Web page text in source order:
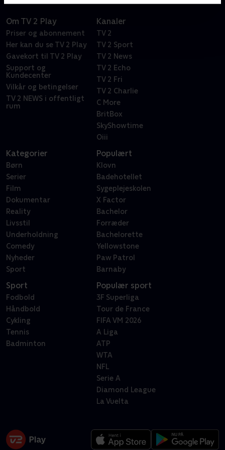
Om TV 2 Play
Priser og abonnement
Her kan du se TV 2 Play
Gavekort til TV 2 Play
Support og
Kundecenter
Vilkår og betingelser
TV 2 NEWS i offentligt
rum
Kanaler
TV 2
TV 2 Sport
TV 2 News
TV 2 Echo
TV 2 Fri
TV 2 Charlie
C More
BritBox
SkyShowtime
Oiii
Kategorier
Børn
Serier
Film
Dokumentar
Reality
Livsstil
Underholdning
Comedy
Nyheder
Sport
Populært
Klovn
Badehotellet
Sygeplejeskolen
X Factor
Bachelor
Forræder
Bachelorette
Yellowstone
Paw Patrol
Barnaby
Sport
Fodbold
Håndbold
Cykling
Tennis
Badminton
Populær sport
3F Superliga
Tour de France
FIFA VM 2026
A Liga
ATP
WTA
NFL
Serie A
Diamond League
La Vuelta